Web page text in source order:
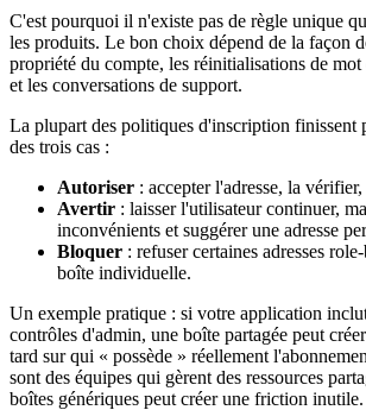
C'est pourquoi il n'existe pas de règle unique
les produits. Le bon choix dépend de la façon
propriété du compte, les réinitialisations de mot
et les conversations de support.
La plupart des politiques d'inscription finissent
des trois cas :
Autoriser : accepter l'adresse, la
Avertir : laisser l'utilisateur continuer,
inconvénients et suggérer une adresse
Bloquer : refuser certaines adresses
boîte individuelle.
Un exemple pratique : si votre application
contrôles d'admin, une boîte partagée peut
tard sur qui « possède » réellement
sont des équipes qui gèrent des ressources
boîtes génériques peut créer une friction inutile.